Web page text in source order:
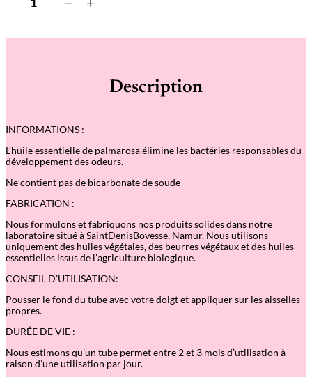
t
o
o
r
n
t
s
t
i
c
k
–
V
t
i
e
c
i
Description
INFORMATIONS :
L’huile essentielle de palmarosa élimine les bactéries responsables du
développement des odeurs.
Ne contient pas de bicarbonate de soude
FABRICATION :
Nous formulons et fabriquons nos produits solides dans notre
laboratoire situé à SaintDenisBovesse, Namur. Nous utilisons
uniquement des huiles végétales, des beurres végétaux et des huiles
essentielles issus de l’agriculture biologique.
CONSEIL D’UTILISATION:
Pousser le fond du tube avec votre doigt et appliquer sur les aisselles
propres.
DURÉE DE VIE :
Nous estimons qu’un tube permet entre 2 et 3 mois d’utilisation à
raison d’une utilisation par jour.